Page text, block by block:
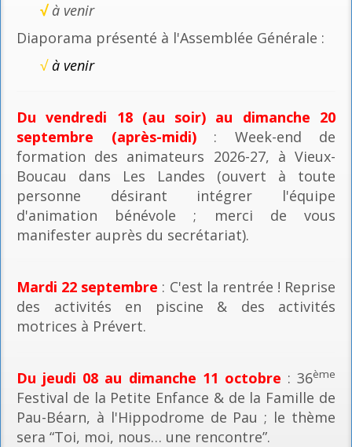
√ à venir
Diaporama présenté à l'Assemblée Générale :
√à venir
Du vendredi 18 (au soir) au dimanche 20
septembre (après-midi): Week-end de
formation des animateurs 2026-27, à Vieux-
Boucau dans Les Landes (ouvert à toute
personne désirant intégrer l'équipe
d'animation bénévole ; merci de vous
manifester auprès du secrétariat).
Mardi 22 septembre : C'est la rentrée ! Reprise
des activités en piscine & des activités
motrices à Prévert.
Du jeudi 08 au dimanche 11 octobre : 36ème
Festival de la Petite Enfance & de la Famille de
Pau-Béarn, à l'Hippodrome de Pau ; le thème
sera “Toi, moi, nous… une rencontre”.